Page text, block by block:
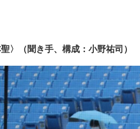
聖〉（聞き手、構成：小野祐司）